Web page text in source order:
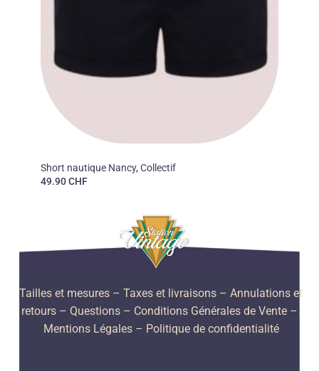
Short nautique Nancy, Collectif
49.90CHF
Tailles et mesures – Taxes et livraisons – Annulations et
retours – Questions – Conditions Générales de Vente –
Mentions Légales – Politique de confidentialité